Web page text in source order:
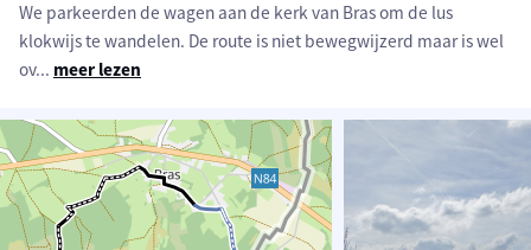
We parkeerden de wagen aan de kerk van Bras om de lus
klokwijs te wandelen. De route is niet bewegwijzerd maar is wel
ov... meer lezen